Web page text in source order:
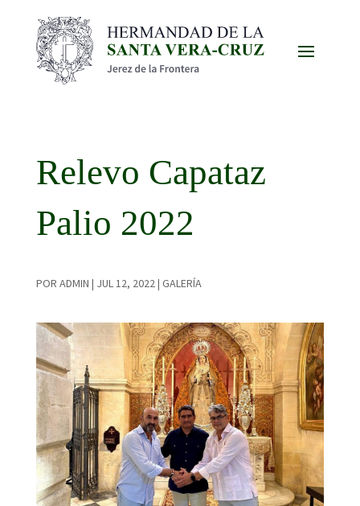
Relevo Capataz
Palio 2022
POR ADMIN | JUL 12, 2022| GALERÍA